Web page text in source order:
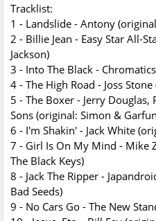
Tracklist:
1 - Landslide - Antony
2 - Billie Jean - Easy Star All-
Jackson)
3 - Into The Black -
4 - The High Road - Joss
5 - The Boxer - Jerry
Sons (original: Simon &
6 - I'm Shakin' - Jack White
7 - Girl Is On My Mind - Mike
The Black Keys)
8 - Jack The Ripper -
Bad Seeds)
9 - No Cars Go - The New